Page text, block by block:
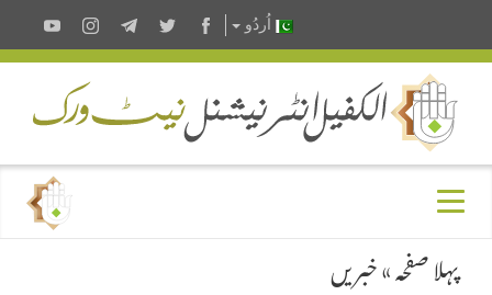
اُردُو
پہلا صفحہ»خبریں